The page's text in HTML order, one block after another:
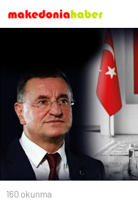
160 okunma